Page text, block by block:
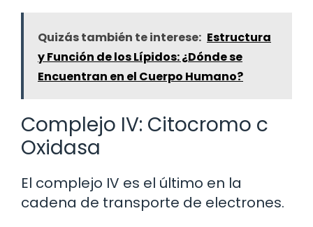
Quizás también te interese: Estructura
y Función de los Lípidos: ¿Dónde se
Encuentran en el Cuerpo Humano?
Complejo IV: Citocromo c
Oxidasa
El complejo IV es el último en la
cadena de transporte de electrones.